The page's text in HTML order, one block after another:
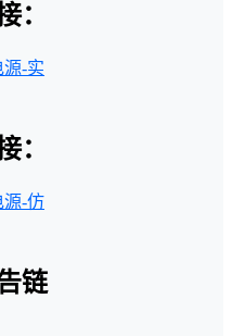
：
源-实
：
源-仿
链